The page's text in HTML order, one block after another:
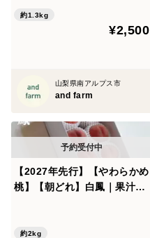
玉
約1.3kg
¥2,500
山梨県南アルプス市
and farm
【2027年先行】【やわらかめ
桃】【朝どれ】白鳳｜果汁あ
約2kg